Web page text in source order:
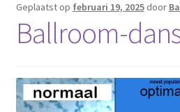
Geplaatst op februari 19, 2025 door
Ballroom-